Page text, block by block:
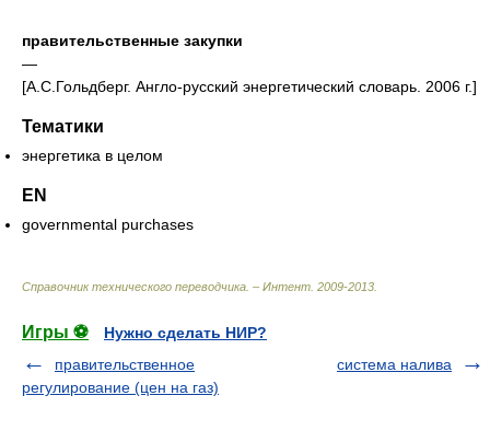
правительственные закупки
—
[А.С.Гольдберг. Англо-русский энергетический словарь. 2006 г.]
Тематики
энергетика в целом
EN
governmental purchases
Справочник технического переводчика. – Интент 2009-2013
Игры ⚽
Нужно сделать НИР?
правительственное
регулирование (цен на газ)
система налива